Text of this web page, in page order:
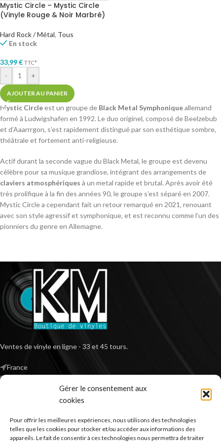
Gérer le consentement aux
cookies
Pour offrir les meilleures expériences, nous utilisons des technologies
telles que les cookies pour stocker et/ou accéder aux informations des
appareils. Le fait de consentir à ces technologies nous permettra de traiter
Mystic Circle – Mystic Circle
(Vinyle Rouge & Noir Marbré)
Hard Rock / Métal, Tous
En stock
33,99€ TTC*
- +
AJOUTER AU PANIER
Mystic Circleest un groupe de Black Metal Symphoniqueallemand
formé à Ludwigshafen en 1992. Le duo originel, composé de Beelzebub
et d’Aaarrrgon, s’est rapidement distingué par son esthétique sombre,
théâtrale et fortement anti-religieuse.
Actif durant la seconde vague du Black Metal, le groupe est devenu
célèbre pour sa musique grandiose, intégrant des arrangements de
claviers atmosphériques à un metal rapide et brutal. Après avoir été
très prolifique à la fin des années 90, le groupe s’est séparé en 2007.
Mystic Circle a cependant fait un retour remarqué en 2021, renouant
avec son style agressif et symphonique, et est reconnu comme l’un des
pionniers du genre en Allemagne.
Ventes de vinyle en ligne - 33 et 45 tours.
France
*TVA non applicable – article 293 B du CGI